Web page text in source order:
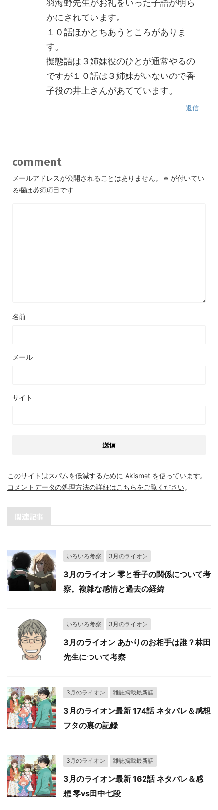
羽海野先生がお礼をいった子語が明ら
かにされています。
１０話ほかとちあうところがありま
す。
擬態語は３姉妹役のひとが通常やるの
ですが１０話は３姉妹がいないので香
子役の井上さんがあてています。
返信
comment
メールアドレスが公開されることはありません。 ※ が付いてい
る欄は必須項目です
名前
メール
サイト
このサイトはスパムを低減するために Akismet を使っています。
コメントデータの処理方法の詳細はこちらをご覧ください。
関連記事
いろいろ考察 3月のライオン
3月のライオン 零と香子の関係について考
察。複雑な感情と過去の経緯
いろいろ考察 3月のライオン
3月のライオン あかりのお相手は誰？林田
先生について考察
3月のライオン 雑誌掲載最新話
3月のライオン最新 174話 ネタバレ＆感想
フタの裏の記録
3月のライオン 雑誌掲載最新話
3月のライオン最新 162話 ネタバレ＆感
想 零vs田中七段